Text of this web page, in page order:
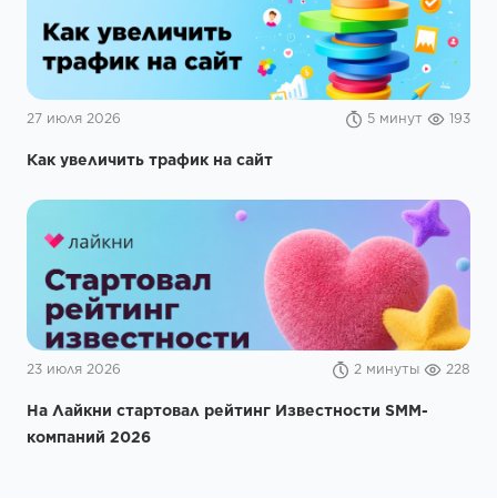
27 июля 2026 5 минут 193
Как увеличить трафик на сайт
23 июля 2026 2 минуты 228
На Лайкни стартовал рейтинг Известности SMM-
компаний 2026